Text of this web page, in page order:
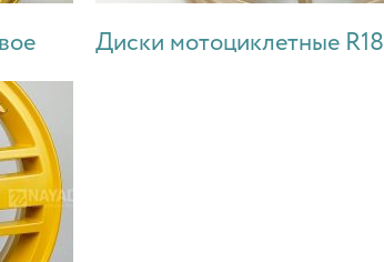
Диски мотоциклетные R18